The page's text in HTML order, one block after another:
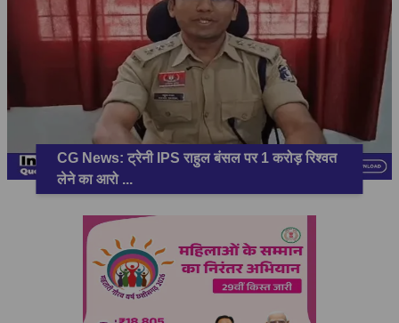
CG News: ट्रेनी IPS राहुल बंसल पर 1 करोड़ रिश्वत
लेने का आरो...